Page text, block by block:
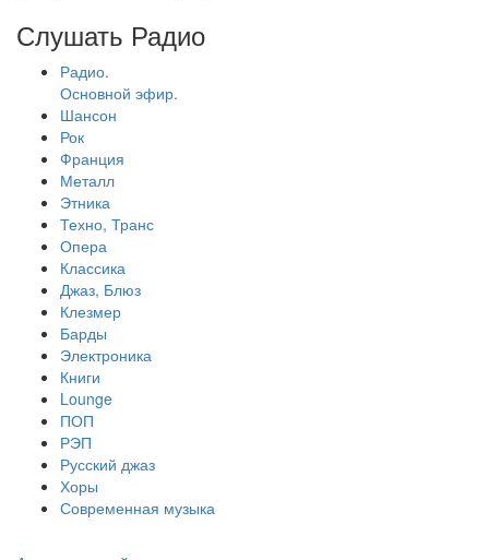
Слушать Радио
Радио.
Основной эфир.
Шансон
Рок
Франция
Металл
Этника
Техно, Транс
Опера
Классика
Джаз, Блюз
Клезмер
Барды
Электроника
Книги
Lounge
ПОП
РЭП
Русский джаз
Хоры
Современная музыка